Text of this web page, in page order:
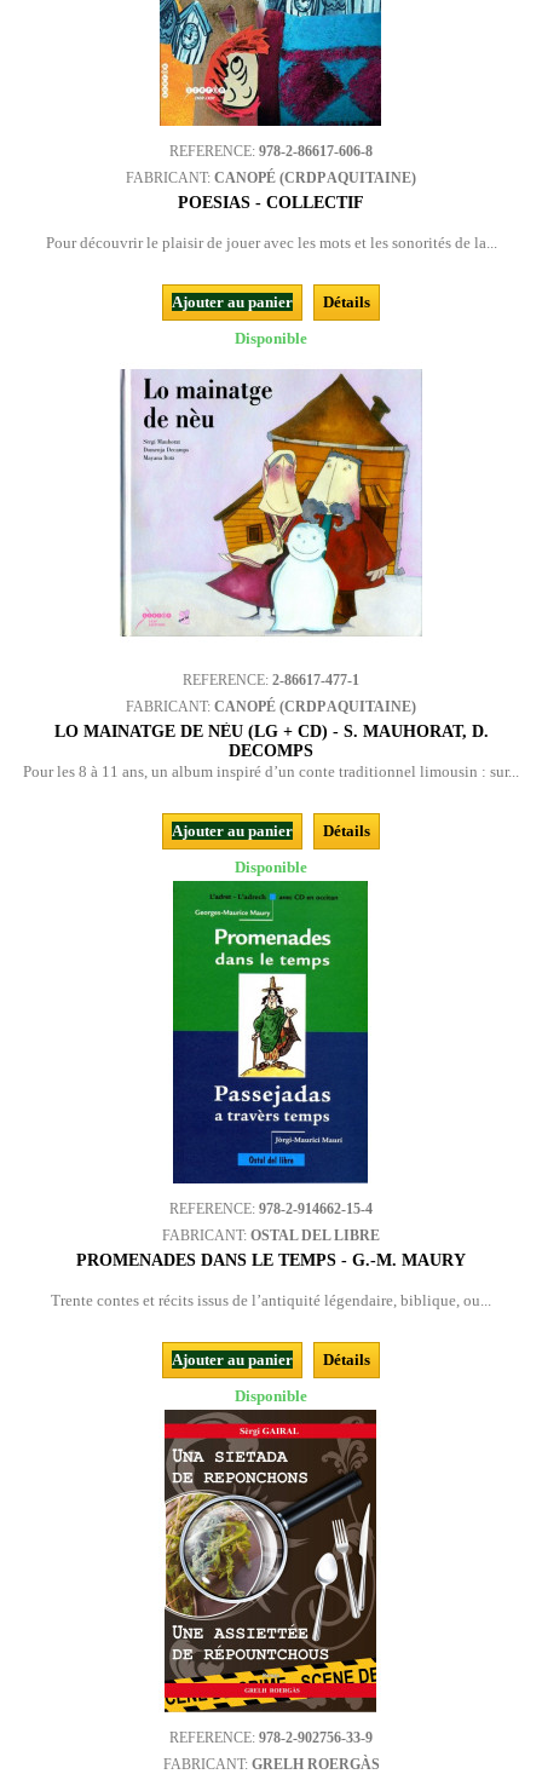
REFERENCE: 978-2-86617-606-8
FABRICANT: CANOPÉ (CRDP AQUITAINE)
POESIAS - COLLECTIF
Pour découvrir le plaisir de jouer avec les mots et les sonorités de la...
Ajouter au panier
Détails
Disponible
REFERENCE: 2-86617-477-1
FABRICANT: CANOPÉ (CRDP AQUITAINE)
LO MAINATGE DE NÈU (LG + CD) - S. MAUHORAT, D.
DECOMPS
Pour les 8 à 11 ans, un album inspiré d’un conte traditionnel limousin : sur...
Ajouter au panier
Détails
Disponible
REFERENCE: 978-2-914662-15-4
FABRICANT: OSTAL DEL LIBRE
PROMENADES DANS LE TEMPS - G.-M. MAURY
Trente contes et récits issus de l’antiquité légendaire, biblique, ou...
Ajouter au panier
Détails
Disponible
REFERENCE: 978-2-902756-33-9
FABRICANT: GRELH ROERGÀS